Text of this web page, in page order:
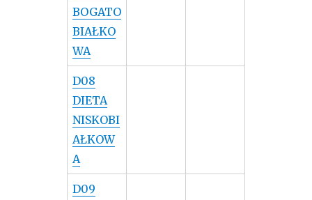
BOGATO
BIAŁKO
WA
D08
DIETA
NISKOBI
AŁKOW
A
D09